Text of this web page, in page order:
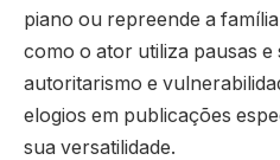
piano ou repreende a
como o ator utiliza pausas
autoritarismo e
elogios em publicações
sua versatilidade.